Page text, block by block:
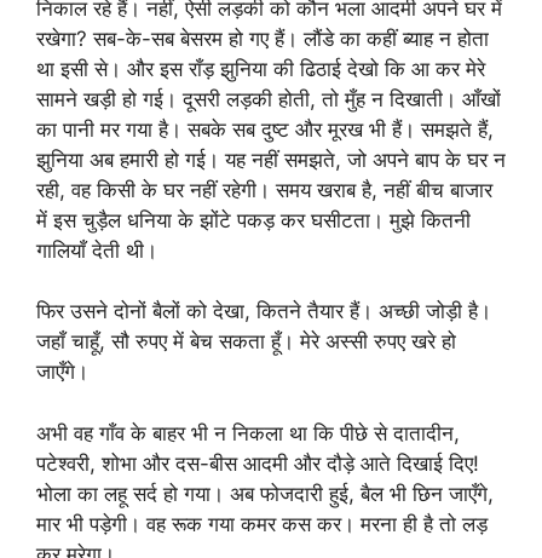
निकाल रहे हैं। नहीं, ऐसी लड़की को कौन भला आदमी अपने घर में
रखेगा? सब-के-सब बेसरम हो गए हैं। लौंडे का कहीं ब्याह न होता
था इसी से। और इस राँड़ झुनिया की ढिठाई देखो कि आ कर मेरे
सामने खड़ी हो गई। दूसरी लड़की होती, तो मुँह न दिखाती। आँखों
का पानी मर गया है। सबके सब दुष्ट और मूरख भी हैं। समझते हैं,
झुनिया अब हमारी हो गई। यह नहीं समझते, जो अपने बाप के घर न
रही, वह किसी के घर नहीं रहेगी। समय खराब है, नहीं बीच बाजार
में इस चुड़ैल धनिया के झोंटे पकड़ कर घसीटता। मुझे कितनी
गालियाँ देती थी।
फिर उसने दोनों बैलों को देखा, कितने तैयार हैं। अच्छी जोड़ी है।
जहाँ चाहूँ, सौ रुपए में बेच सकता हूँ। मेरे अस्सी रुपए खरे हो
जाएँगे।
अभी वह गाँव के बाहर भी न निकला था कि पीछे से दातादीन,
पटेश्वरी, शोभा और दस-बीस आदमी और दौड़े आते दिखाई दिए!
भोला का लहू सर्द हो गया। अब फोजदारी हुई, बैल भी छिन जाएँगे,
मार भी पड़ेगी। वह रूक गया कमर कस कर। मरना ही है तो लड़